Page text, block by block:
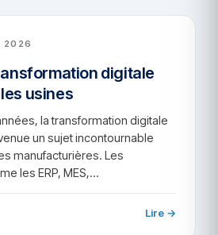
2026
digitale
usines
la transformation digitale
un sujet incontournable
manufacturières. Les
les ERP, MES,…
Lire →